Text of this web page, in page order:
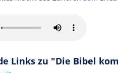
Links zu "Die Bibel